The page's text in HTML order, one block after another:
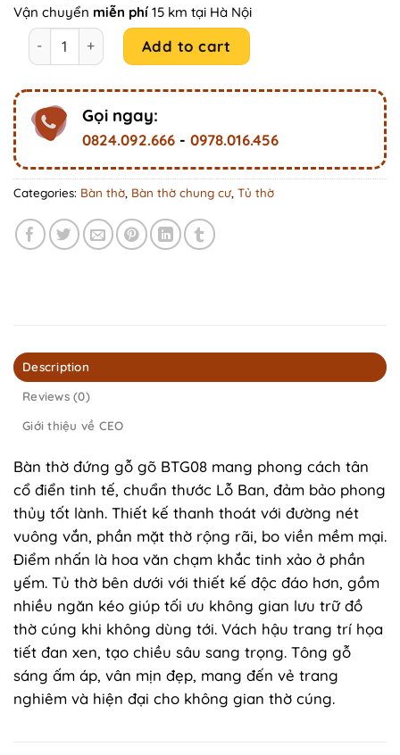
Vận chuyển miễn phí 15 km tại Hà Nội
Bàn Thờ Đứng Gỗ Gõ Tân Cổ Điển Chuẩn Lỗ Ban BTG08
Add to cart
Gọi ngay:
0824.092.666- 0978.016.456
Categories: Bàn thờ Bàn thờ chung cư, Tủ thờ
Description
Reviews (0)
Giới thiệu về CEO
Bàn thờ đứng gỗ gõ BTG08 mang phong cách tân
cổ điển tinh tế, chuẩn thước Lỗ Ban, đảm bảo phong
thủy tốt lành. Thiết kế thanh thoát với đường nét
vuông vắn, phần mặt thờ rộng rãi, bo viền mềm mại.
Điểm nhấn là hoa văn chạm khắc tinh xảo ở phần
yếm. Tủ thờ bên dưới với thiết kế độc đáo hơn, gồm
nhiều ngăn kéo giúp tối ưu không gian lưu trữ đồ
thờ cúng khi không dùng tới. Vách hậu trang trí họa
tiết đan xen, tạo chiều sâu sang trọng. Tông gỗ
sáng ấm áp, vân mịn đẹp, mang đến vẻ trang
nghiêm và hiện đại cho không gian thờ cúng.